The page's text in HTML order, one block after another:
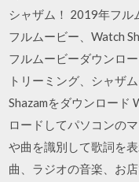
シャザム！ 2019年フル
フルムービー、Watch
フルムービーダウンロ
トリーミング、シャザ
Shazamをダウンロード
ロードしてパソコンの
や曲を識別して歌詞を
曲、ラジオの音楽、お